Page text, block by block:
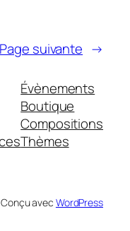
Page suivante →
Évènements
Boutique
Compositions
Thèmes
Conçu avec WordPress